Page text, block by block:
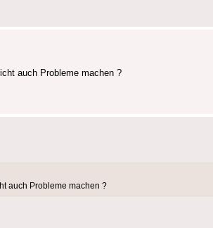
auch Probleme machen ?
auch Probleme machen ?